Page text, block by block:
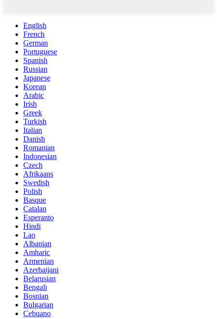
English
French
German
Portuguese
Spanish
Russian
Japanese
Korean
Arabic
Irish
Greek
Turkish
Italian
Danish
Romanian
Indonesian
Czech
Afrikaans
Swedish
Polish
Basque
Catalan
Esperanto
Hindi
Lao
Albanian
Amharic
Armenian
Azerbaijani
Belarusian
Bengali
Bosnian
Bulgarian
Cebuano